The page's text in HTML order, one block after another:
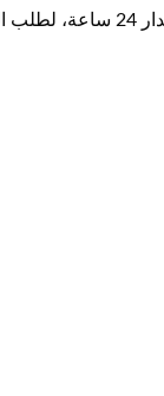
اضافة الى اننا نوفر فني غسالات الكويت وفني